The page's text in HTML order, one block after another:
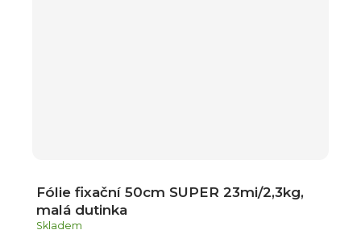
Fólie fixační 50cm SUPER 23mi/2,3kg,
malá dutinka
Skladem